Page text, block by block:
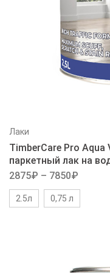
Лаки
TimberCare Pro
паркетный лак на
2875₽ – 7850₽
2.5л 0,75 л